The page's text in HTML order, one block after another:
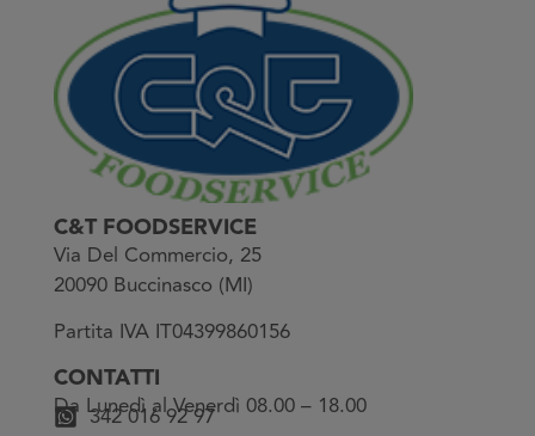
C&T FOODSERVICE
Via Del Commercio, 25
20090 Buccinasco (MI)
Partita IVA IT04399860156
CONTATTI
Da Lunedì al Venerdì 08.00 – 18.00
342 016 92 97